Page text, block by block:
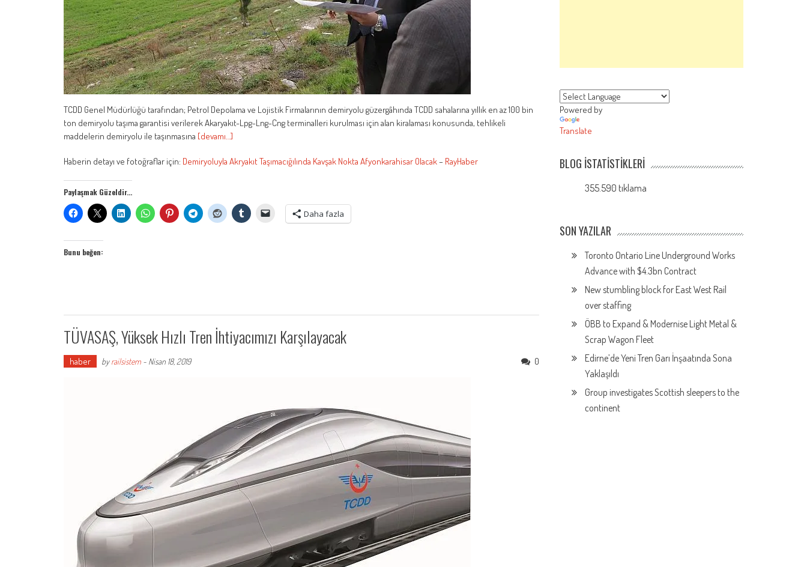
TCDD Genel Müdürlüğü tarafından; Petrol Depolama ve Lojistik Firmalarının demiryolu güzergâhında TCDD sahalarına yıllık en az 100 bin
ton demiryolu taşıma garantisi verilerek Akaryakıt-Lpg-Lng-Cng terminalleri kurulması için alan kiralaması konusunda, tehlikeli
maddelerin demiryolu ile taşınmasına [devamı…]
Haberin detayı ve fotoğraflar için: Demiryoluyla Akryakıt Taşımacığılında Kavşak Nokta Afyonkarahisar Olacak– RayHaber
Paylaşmak Güzeldir...
Daha fazla
Bunu beğen:
TÜVASAŞ, Yüksek Hızlı Tren İhtiyacımızı Karşılayacak
haber byrailsistem - Nisan 18, 2019 0
Powered by
Translate
BLOG İSTATISTIKLERI
355.590 tıklama
SON YAZILAR
Toronto Ontario Line Underground Works
Advance with $4.3bn Contract
New stumbling block for East West Rail
over staffing
ÖBB to Expand & Modernise Light Metal &
Scrap Wagon Fleet
Edirne’de Yeni Tren Garı İnşaatında Sona
Yaklaşıldı
Group investigates Scottish sleepers to the
continent